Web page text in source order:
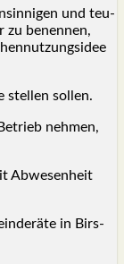
und teu­
zu benen­nen,
stel­len sol­len.
neh­men,
Abwe­sen­heit
in Birs­